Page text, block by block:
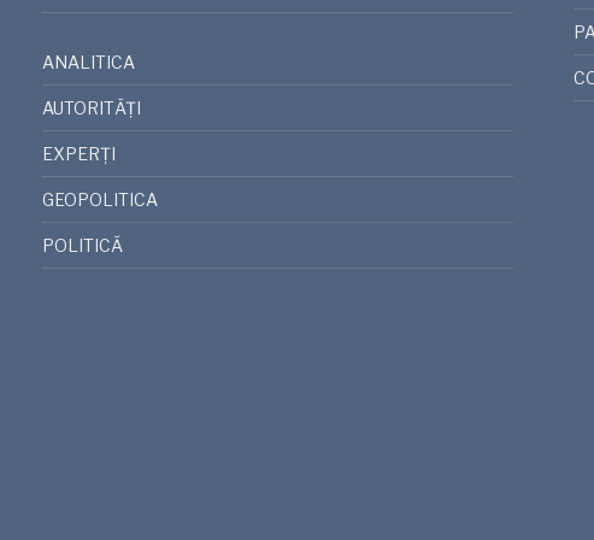
ANALITICA
AUTORITĂȚI
EXPERȚI
GEOPOLITICA
POLITICĂ